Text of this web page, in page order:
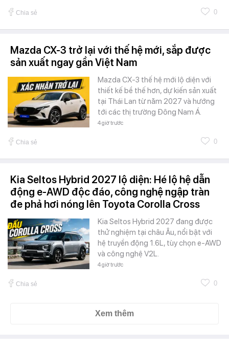
Chia sẻ 0
Mazda CX-3 trở lại với thế hệ mới, sắp được
sản xuất ngay gần Việt Nam
Mazda CX-3 thế hệ mới lộ diện với
thiết kế bề thế hơn, dự kiến sản xuất
tại Thái Lan từ năm 2027 và hướng
tới các thị trường Đông Nam Á.
4 giờ trước
Chia sẻ 0
Kia Seltos Hybrid 2027 lộ diện: Hé lộ hệ dẫn
động e-AWD độc đáo, công nghệ ngập tràn
đe phả hơi nóng lên Toyota Corolla Cross
Kia Seltos Hybrid 2027 đang được
thử nghiệm tại châu Âu, nổi bật với
hệ truyền động 1.6L, tùy chọn e-AWD
và công nghệ V2L.
4 giờ trước
Chia sẻ 0
Xem thêm